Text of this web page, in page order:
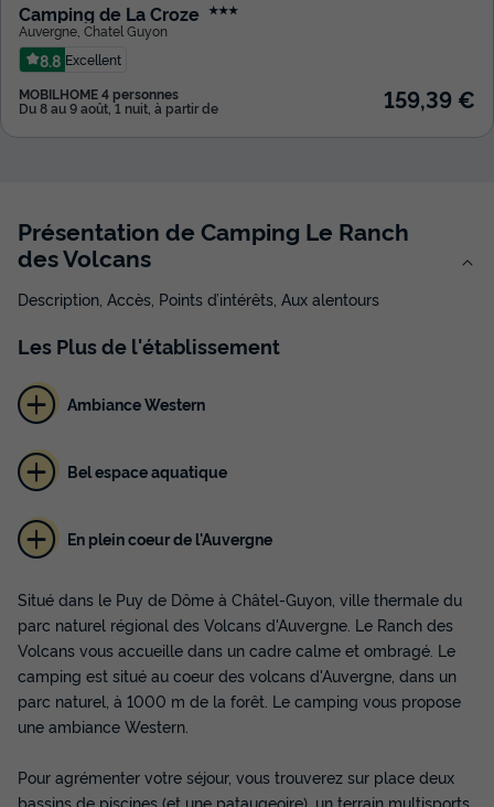
Camping de La Croze ★★★
Auvergne, Chatel Guyon
8.8 Excellent
MOBILHOME 4 personnes
Du 8 au 9 août, 1 nuit, à partir de 159,39 €
Présentation de Camping Le Ranch
des Volcans
Description, Accès, Points d’intérêts, Aux alentours
Les Plusde l'établissement
Ambiance Western
Bel espace aquatique
En plein coeur de l'Auvergne
Situé dans le Puy de Dôme à Châtel-Guyon, ville thermale du
parc naturel régional des Volcans d'Auvergne. Le Ranch des
Volcans vous accueille dans un cadre calme et ombragé. Le
camping est situé au coeur des volcans d'Auvergne, dans un
parc naturel, à 1000 m de la forêt. Le camping vous propose
une ambiance Western.
Pour agrémenter votre séjour, vous trouverez sur place deux
bassins de piscines (et une pataugeoire), un terrain multisports